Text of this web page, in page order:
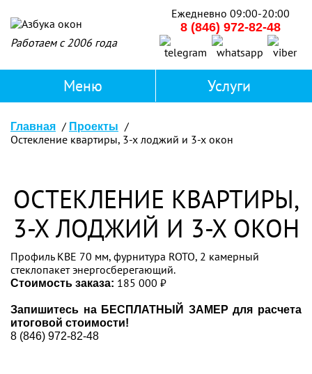
Работаем с 2006 года
Ежедневно 09:00-20:00
8 (846) 972-82-48
Главная Проекты
Остекление квартиры, 3-х лоджий и 3-х окон
ОСТЕКЛЕНИЕ КВАРТИРЫ,
3-Х ЛОДЖИЙ И 3-Х ОКОН
Профиль KBE 70 мм, фурнитура ROTO, 2 камерный
стеклопакет энергосберегающий.
Стоимость заказа: 185 000 ₽
Запишитесь на БЕСПЛАТНЫЙ ЗАМЕР для расчета
итоговой стоимости!
8 (846) 972-82-48